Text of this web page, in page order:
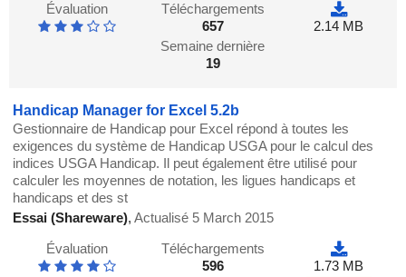
Évaluation
Téléchargements
657
Semaine dernière
19
2.14 MB
Handicap Manager for Excel 5.2b
Gestionnaire de Handicap pour Excel répond à toutes les
exigences du système de Handicap USGA pour le calcul des
indices USGA Handicap. Il peut également être utilisé pour
calculer les moyennes de notation, les ligues handicaps et
handicaps et des st
Essai (Shareware),Actualisé 5 March 2015
Évaluation
Téléchargements
596
1.73 MB